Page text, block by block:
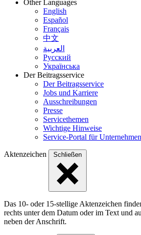
Other Languages
English
Español
Français
中文
العربية
Русский
Українська
Der Beitragsservice
Der Beitragsservice
Jobs und Karriere
Ausschreibungen
Presse
Servicethemen
Wichtige Hinweise
Service-Portal für Unternehmen
Aktenzeichen Schließen
Das 10- oder 15-stellige Akten­zeichen
rechts unter dem Datum oder im Text und
neben der Anschrift.